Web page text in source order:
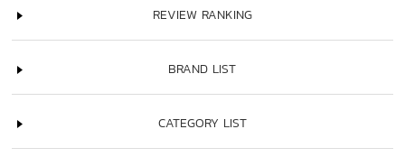
REVIEW RANKING
BRAND LIST
CATEGORY LIST